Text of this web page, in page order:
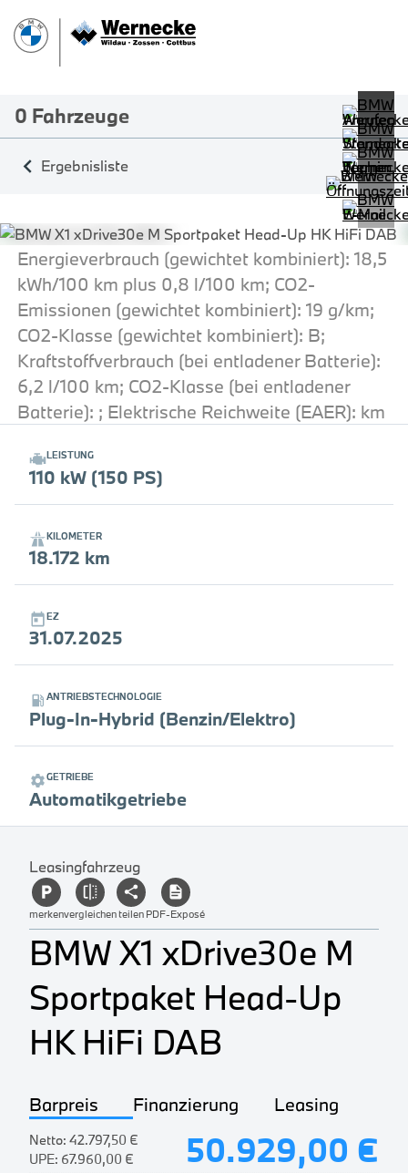
0 Fahrzeuge
Ergebnisliste
Energieverbrauch (gewichtet kombiniert): 18,5
kWh/100 km plus 0,8 l/100 km; CO2-
Emissionen (gewichtet kombiniert): 19 g/km;
CO2-Klasse (gewichtet kombiniert): B;
Kraftstoffverbrauch (bei entladener Batterie):
6,2 l/100 km; CO2-Klasse (bei entladener
Batterie): ; Elektrische Reichweite (EAER): km
LEISTUNG
110 kW (150 PS)
KILOMETER
18.172 km
EZ
31.07.2025
ANTRIEBSTECHNOLOGIE
Plug-In-Hybrid (Benzin/Elektro)
GETRIEBE
Automatikgetriebe
Leasingfahrzeug
merkenvergleichenteilen PDF-Exposé
BMW X1 xDrive30e M
Sportpaket Head-Up
HK HiFi DAB
Barpreis Finanzierung Leasing
Netto: 42.797,50 €
UPE: 67.960,00 € 50.929,00 €